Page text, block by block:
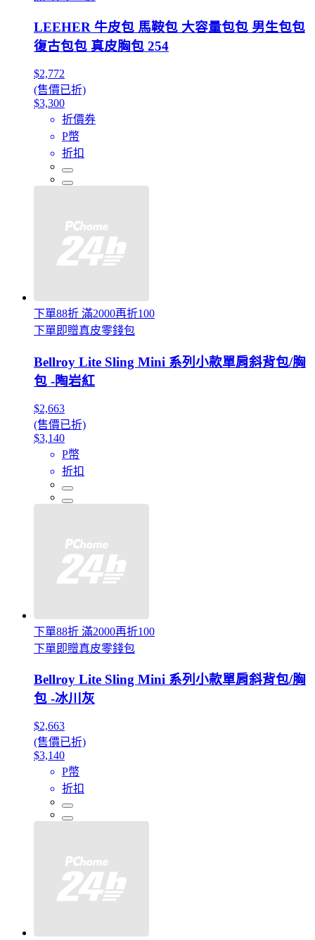
LEEHER 牛皮包 馬鞍包 大容量包包 男生包包
復古包包 真皮胸包 254
$2,772
(售價已折)
$3,300
折價券
P幣
折扣
下單88折 滿2000再折100
下單即贈真皮零錢包
Bellroy Lite Sling Mini 系列小款單肩斜背包/胸
包 -陶岩紅
$2,663
(售價已折)
$3,140
P幣
折扣
下單88折 滿2000再折100
下單即贈真皮零錢包
Bellroy Lite Sling Mini 系列小款單肩斜背包/胸
包 -冰川灰
$2,663
(售價已折)
$3,140
P幣
折扣